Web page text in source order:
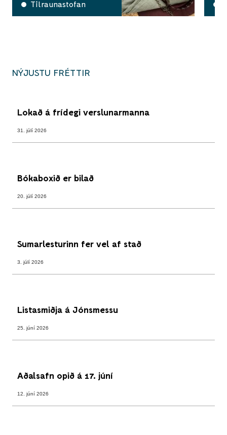
Tilraunastofan
NÝJUSTU FRÉTTIR
Lokað á frídegi verslunarmanna
31. júlí 2026
Bókaboxið er bilað
20. júlí 2026
Sumarlesturinn fer vel af stað
3. júlí 2026
Listasmiðja á Jónsmessu
25. júní 2026
Aðalsafn opið á 17. júní
12. júní 2026